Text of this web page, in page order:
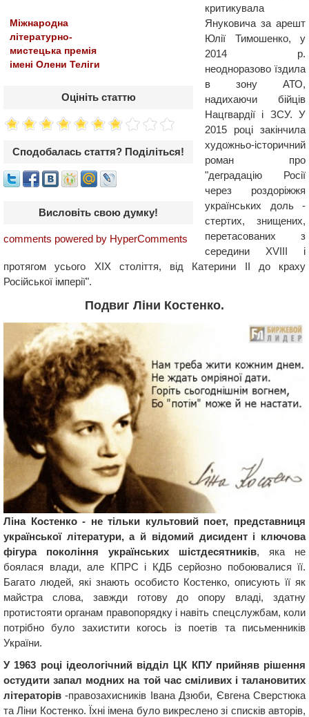
Міжнародна
літературно-
мистецька премія
імені Олени Теліги
Оцініть статтю
Сподобалась стаття? Поділіться!
Висловіть свою думку!
comments powered by HyperComments
критикувала
Януковича за арешт
Юлії Тимошенко, у
2014 р.
неодноразово їздила
в зону АТО,
надихаючи бійців
Нацгвардії і ЗСУ. У
2015 році закінчила
художньо-історичний
роман про
"деградацію Росії
через роздоріжжя
українських доль -
стертих, знищених,
перетасованих з
середини XVIII і
протягом усього XIX століття, від Катерини II до краху
Російської імперії".
Подвиг Ліни Костенко.
Ліна Костенко - не тільки культовий поет, представниця
української літератури, а й відомий дисидент і ключова
фігура покоління українських шістдесятників, яка не
боялася влади, але КПРС і КДБ серйозно побоювалися її.
Багато людей, які знають особисто Костенко, описують її як
майстра слова, завжди готову до опору владі, здатну
протистояти органам правопорядку і навіть спецслужбам, коли
потрібно було захистити когось із поетів та письменників
України.
У 1963 році ідеологічний відділ ЦК КПУ прийняв рішення
остудити запал модних на той час сміливих і талановитих
літераторів -правозахисників Івана Дзюби, Євгена Сверстюка
та Ліни Костенко. Їхні імена було викреслено зі списків авторів,